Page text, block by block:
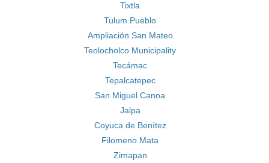
Tixtla
Tulum Pueblo
Ampliación San Mateo
Teolocholco Municipality
Tecámac
Tepalcatepec
San Miguel Canoa
Jalpa
Coyuca de Benítez
Filomeno Mata
Zimapan